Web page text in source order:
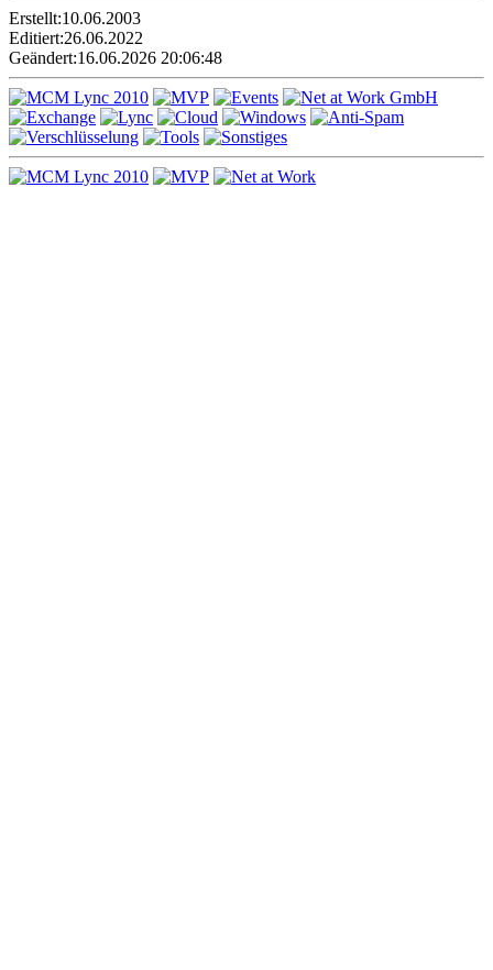
Erstellt:10.06.2003
Editiert:26.06.2022
Geändert:16.06.2026 20:06:48